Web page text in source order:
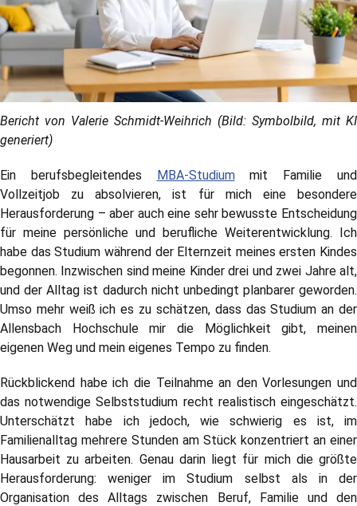
Bericht von Valerie Schmidt-Weihrich (Bild: Symbolbild, mit KI
generiert)
Ein berufsbegleitendes MBA-Studiummit Familie und
Vollzeitjob zu absolvieren, ist für mich eine besondere
Herausforderung – aber auch eine sehr bewusste Entscheidung
für meine persönliche und berufliche Weiterentwicklung. Ich
habe das Studium während der Elternzeit meines ersten Kindes
begonnen. Inzwischen sind meine Kinder drei und zwei Jahre alt,
und der Alltag ist dadurch nicht unbedingt planbarer geworden.
Umso mehr weiß ich es zu schätzen, dass das Studium an der
Allensbach Hochschule mir die Möglichkeit gibt, meinen
eigenen Weg und mein eigenes Tempo zu finden.
Rückblickend habe ich die Teilnahme an den Vorlesungen und
das notwendige Selbststudium recht realistisch eingeschätzt.
Unterschätzt habe ich jedoch, wie schwierig es ist, im
Familienalltag mehrere Stunden am Stück konzentriert an einer
Hausarbeit zu arbeiten. Genau darin liegt für mich die größte
Herausforderung: weniger im Studium selbst als in der
Organisation des Alltags zwischen Beruf, Familie und den